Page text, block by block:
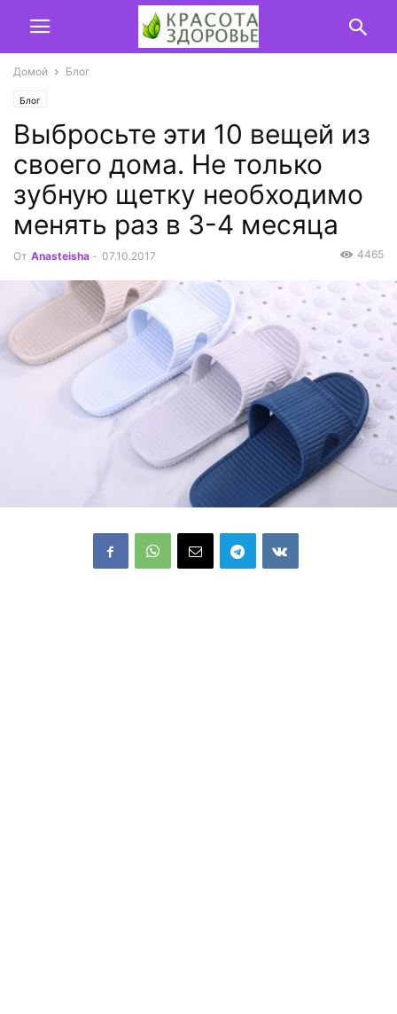
Домой Блог
Блог
Выбросьте эти 10 вещей из
своего дома. Не только
зубную щетку необходимо
менять раз в 3-4 месяца
От Anasteisha - 07.10.2017 4465